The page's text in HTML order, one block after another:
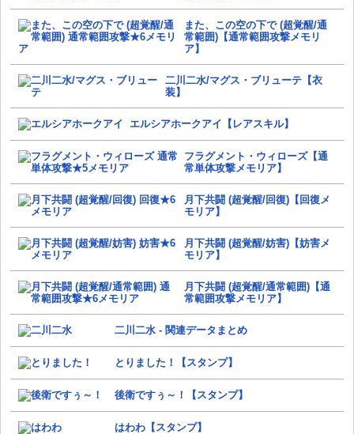
また、この空の下で (超覚醒/通
常範囲)【通常範囲攻撃メモリ
ア】
二川二水/マグス・ブリューテ【衣
装】
エルシアホークアイ【レアスキル】
フラグメント・ウィローズ【通
常単体攻撃メモリア】
月下共闘 (超覚醒/回復)【回復メ
モリア】
月下共闘 (超覚醒/妨害)【妨害メ
モリア】
月下共闘 (超覚醒/通常範囲)【通
常範囲攻撃メモリア】
二川二水 - 関連データまとめ
とりました！【スタンプ】
後衛ですぅ～！【スタンプ】
はわわ【スタンプ】